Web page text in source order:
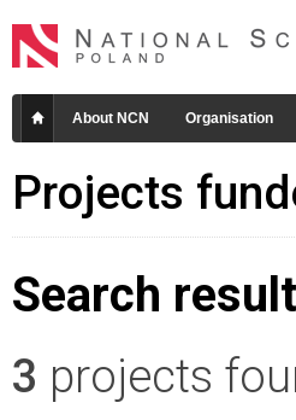
About NCN Organisation
Projects
Search
3 projects